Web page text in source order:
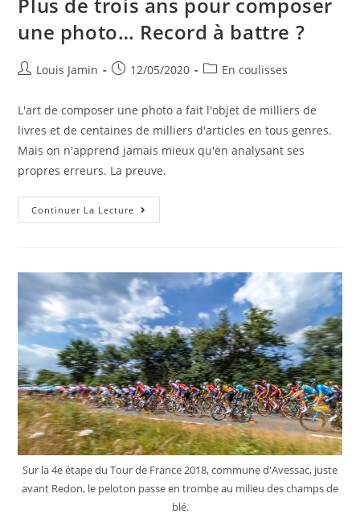
une photo… Record à battre ?
Louis Jamin 12/05/2020 En coulisses
L'art de composer une photo a fait l'objet de milliers de
livres et de centaines de milliers d'articles en tous genres.
Mais on n'apprend jamais mieux qu'en analysant ses
propres erreurs. La preuve.
Continuer La Lecture
Sur la 4e étape du Tour de France 2018, commune d'Avessac, juste
avant Redon, le peloton passe en trombe au milieu des champs de
blé.